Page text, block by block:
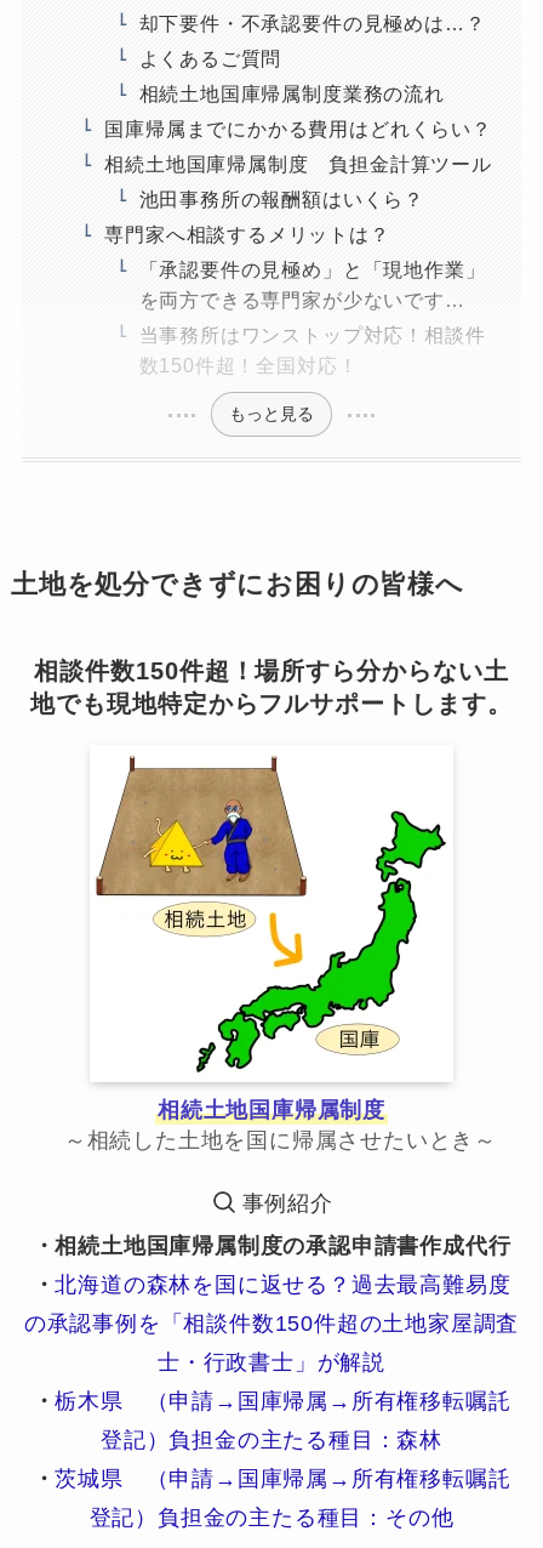
却下要件・不承認要件の見極めは…？
よくあるご質問
相続土地国庫帰属制度業務の流れ
国庫帰属までにかかる費用はどれくらい？
相続土地国庫帰属制度 負担金計算ツール
池田事務所の報酬額はいくら？
専門家へ相談するメリットは？
「承認要件の見極め」と「現地作業」
を両方できる専門家が少ないです…
当事務所はワンストップ対応！相談件
数150件超！全国対応！
もっと見る
土地を処分できずにお困りの皆様へ
相談件数150件超！場所すら分からない土
地でも現地特定からフルサポートします。
相続土地国庫帰属制度
～相続した土地を国に帰属させたいとき～
事例紹介
・相続土地国庫帰属制度の承認申請書作成代行
・北海道の森林を国に返せる？過去最高難易度
の承認事例を「相談件数150件超の土地家屋調査
士・行政書士」が解説
・栃木県 （申請→国庫帰属→所有権移転嘱託
登記）負担金の主たる種目：森林
・茨城県 （申請→国庫帰属→所有権移転嘱託
登記）負担金の主たる種目：その他